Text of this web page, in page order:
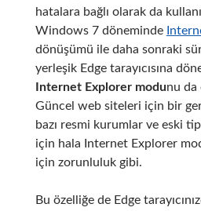
hatalara bağlı olarak da
Windows 7 döneminde
dönüşümü ile daha sonraki
yerleşik Edge tarayıcısına
Internet Explorer modunu da
Güncel web siteleri için bir
bazı resmi kurumlar ve eski
için hala Internet Explorer
için zorunluluk gibi.
Bu özelliğe de Edge